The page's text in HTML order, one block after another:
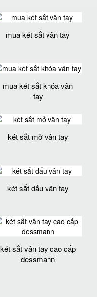
mua két sắt vân tay
mua két sắt khóa vân
tay
két sắt mở vân tay
két sắt dấu vân tay
két sắt vân tay cao cấp
dessmann